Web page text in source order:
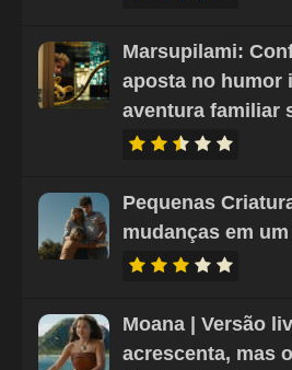
Marsupilami:
aposta no humor
aventura familiar
Pequenas
mudanças em
Moana | Versão
acrescenta, mas